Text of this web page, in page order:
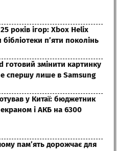
років ігор: Xbox Helix
п’яти поколінь
готовий змінити картинку
спершу лише в Samsung
у Китаї: бюджетник
і АКБ на 6300
пам’ять дорожчає для